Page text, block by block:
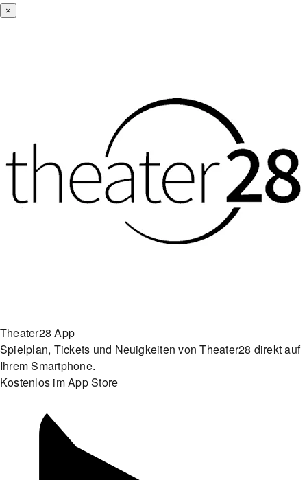
×
Theater28 App
Spielplan, Tickets und Neuigkeiten von Theater28 direkt auf
Ihrem Smartphone.
Kostenlos im App Store